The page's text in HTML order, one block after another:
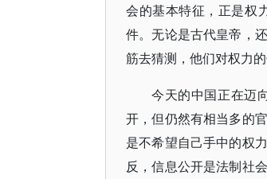
会的基本特征，正是权
件。无论是古代皇帝，
筋去猜测，他们对权力
今天的中国正在迈
开，但仍然有相当多的
是不希望自己手中的权
反，信息公开是法制社